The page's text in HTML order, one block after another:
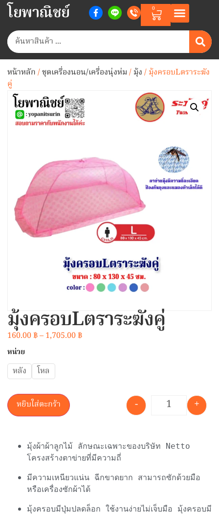
โยพาณิชย์ 0
หน้าหลัก/ชุดเครื่องนอน/เครื่องนุ่งห่ม/มุ้ง/ มุ้งครอบLตราระฆัง
คู่
มุ้งครอบLตราระฆังคู่
160.00฿–1,705.00฿
หน่วย
หลัง โหล
- +
หยิบใส่ตะกร้า
มุ้งผ้าผ้าลูกไม้ ลักษณะเฉพาะของบริษัท Netto
โครงสร้างตาข่ายที่มีความถี่
มีความเหนียวแน่น ฉีกขาดยาก สามารถซักด้วยมือ
หรือเครื่องซักผ้าได้
มุ้งครอบมีปุ่มปลดล็อก ใช้งานง่ายไม่เจ็บมือ มุ้งครอบมี